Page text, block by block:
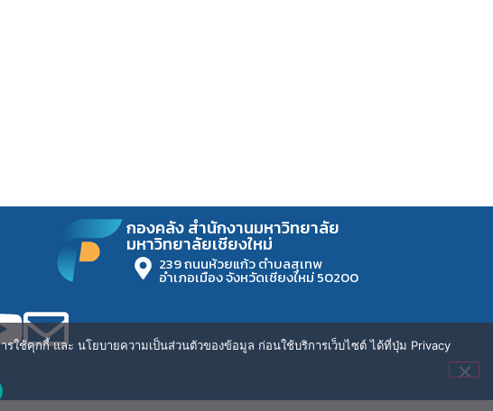
กองคลัง สำนักงานมหาวิทยาลัย
มหาวิทยาลัยเชียงใหม่
239 ถนนห้วยแก้ว ตำบลสุเทพ
อำเภอเมือง จังหวัดเชียงใหม่ 50200
ใช้คุกกี้ และ นโยบายความเป็นส่วนตัวของข้อมูล ก่อนใช้บริการเว็บไซต์ ได้ที่ปุ่ม Privacy